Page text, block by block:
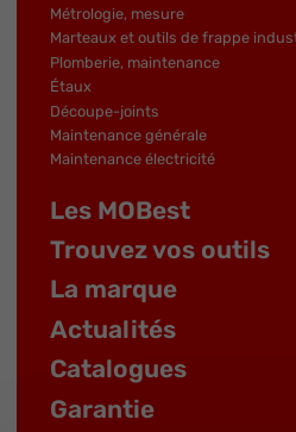
Métrologie, mesure
Marteaux et outils de frappe
Plomberie, maintenance
Étaux
Découpe-joints
Maintenance générale
Maintenance électricité
Les MOBest
Trouvez vos outils
La marque
Actualités
Catalogues
Garantie